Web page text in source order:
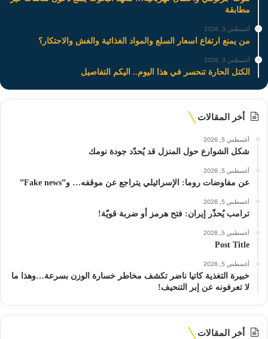
مطابقة
أغسطس 3, 2026
من يمنع ارتفاع اسعار السلع والمواد الغذائية والغش والاحتكار؟
أغسطس 3, 2026
الكتل الحارة تنحسر في هذا اليوم.. اليكم التفاصيل
أخر المقالات
أغسطس 5, 2026
شكل الشوارع حول المنزل قد يُحدّد جودة نومك
أغسطس 5, 2026
عن مفاوضات روما: الإسرائيلي يتراجع عن موقفه… و”Fake news”
أغسطس 5, 2026
ترامب يُحذّر إيران: فتح هرمز أو ضربة قويّة!
أغسطس 5, 2026
Post Title
أغسطس 5, 2026
خبيرة التغذية كاتيا ناضر تكشف مخاطر خسارة الوزن بسرعة…وهذا ما
لا تعرفونه عن إبر التنحيف!
أخر المقالات